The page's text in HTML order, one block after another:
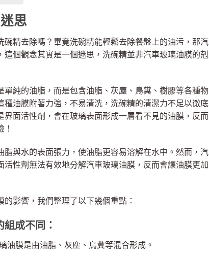
思
精去除嗎？畢竟洗碗精能輕鬆去除餐盤上的油污，那汽
個觀念其實是一個迷思，洗碗精並非汽車玻璃油膜的剋
純的油脂，而是包含油脂、灰塵、鳥糞、樹膠等各種物
油膜附著力強，不易清洗，洗碗精的清潔力不足以徹底
面活性劑，會在玻璃表面形成一層看不見的油膜，反而
與水的表面張力，使油脂更容易溶解在水中。然而，汽
性劑無法有效地分解汽車玻璃油膜，反而會讓油膜更加
影響，我們整理了以下幾個重點：
成不同：
油膜是由油脂、灰塵、鳥糞等混合形成。